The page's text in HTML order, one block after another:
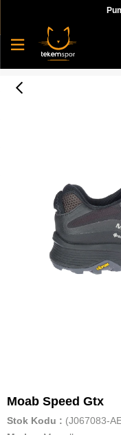
Moab Speed Gtx
Stok Kodu
(J067083-